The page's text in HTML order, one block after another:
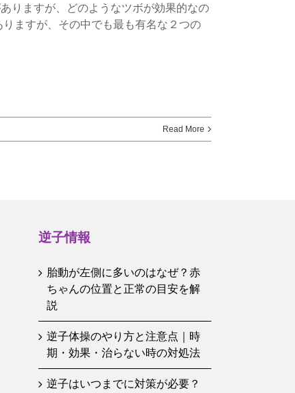
りますが、どのようなツボが効果的なの
ますが、その中でも最も有名な２つの
Read More
逆子情報
胎動が左側に多いのはなぜ？赤
ちゃんの位置と正常の目安を解
説
逆子体操のやり方と注意点｜時
期・効果・治らない時の対処法
逆子はいつまでに対策が必要？